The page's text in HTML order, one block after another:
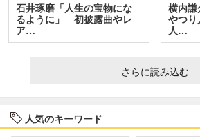
石井琢磨「人生の宝物にな
るように」 初披露曲やレ
ア…
横内
やつ
人…
さらに読み込む
人気のキーワード